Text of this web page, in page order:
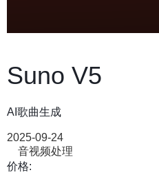
Suno V5
AI歌曲生成
2025-09-24
音视频处理
价格: